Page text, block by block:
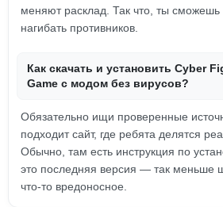
меняют расклад. Так что, ты
нагибать противников.
Как скачать и установить Cyber
Game с модом без вирусов?
Обязательно ищи проверенные
подходит сайт, где ребята делятся
Обычно, там есть инструкция по
это последняя версия — так меньше
что-то вредоносное.